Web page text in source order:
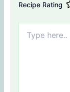
Recipe Rating
here..